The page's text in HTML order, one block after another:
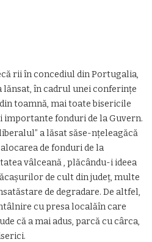
rii în concediul din Portugalia,
în cadrul unei conferințe
toamnă, mai toate bisericile
importante fonduri de la Guvern.
a lăsat săse-nțeleagăcă
de fonduri de la
vâlceană , plăcându-i ideea
de cult din județ, multe
de degradare. De altfel,
cu presa localăîn care
că a mai adus, parcă cu cârca,